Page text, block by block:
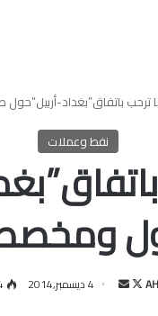
ترحب باتفاق”بغداد-
نفط وعملات
تابعأرسل 4 ديسمبر,2014